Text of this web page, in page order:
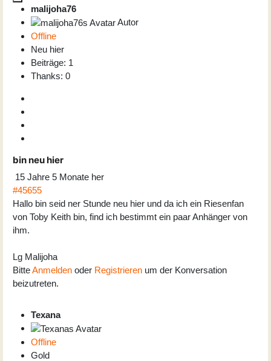
malijoha76
Autor
Offline
Neu hier
Beiträge: 1
Thanks: 0
bin neu hier
15 Jahre 5 Monate her
#45655
Hallo bin seid ner Stunde neu hier und da ich ein Riesenfan
von Toby Keith bin, find ich bestimmt ein paar Anhänger von
ihm.
Lg Malijoha
BitteAnmelden oder Registrieren um der Konversation
beizutreten.
Texana
Offline
Gold